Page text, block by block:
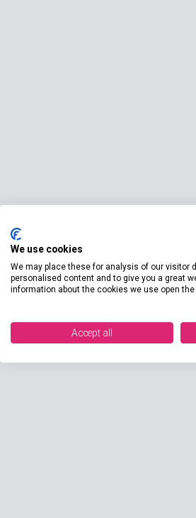
We use cookies
We may place these for analysis of our visitor
personalised content and to give you a great
information about the cookies we use open
Accept all